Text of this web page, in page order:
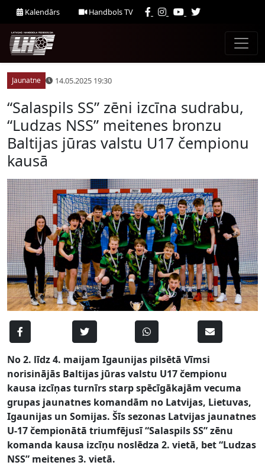
Kalendārs Handbols TV
Jaunatne 14.05.2025 19:30
“Salaspils SS” zēni izcīna sudrabu,
“Ludzas NSS” meitenes bronzu
Baltijas jūras valstu U17 čempionu
kausā
No 2. līdz 4. maijam Igaunijas pilsētā Vīmsi
norisinājās Baltijas jūras valstu U17 čempionu
kausa izcīņas turnīrs starp spēcīgākajām vecuma
grupas jaunatnes komandām no Latvijas, Lietuvas,
Igaunijas un Somijas. Šīs sezonas Latvijas jaunatnes
U-17 čempionātā triumfējusī “Salaspils SS” zēnu
komanda kausa izcīņu noslēdza 2. vietā, bet “Ludzas
NSS” meitenes 3. vietā.